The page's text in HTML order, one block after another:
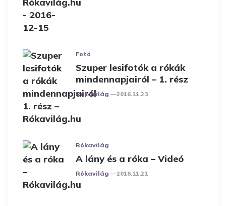
Fotó
Szuper lesifotók a rókák
mindennapjairól – 1. rész
Posted
Rókavilág 2016.11.23
Rókavilág
A lány és a róka – Videó
Posted
Rókavilág 2016.11.21